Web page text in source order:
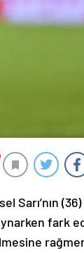
Sarı’nın
fark